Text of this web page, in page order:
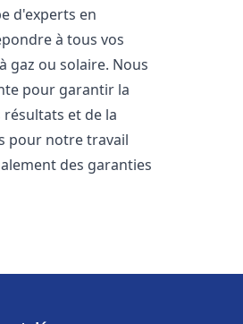
d'experts en
à tous vos
gaz ou solaire. Nous
pour garantir la
et de la
pour notre travail
des garanties